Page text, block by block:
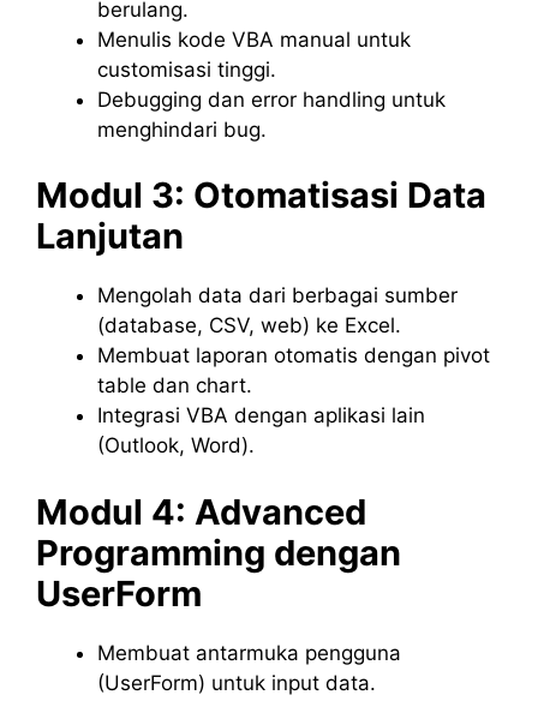
berulang.
Menulis kode VBA manual untuk
customisasi tinggi.
Debugging dan error handling untuk
menghindari bug.
Modul 3: Otomatisasi Data
Lanjutan
Mengolah data dari berbagai sumber
(database, CSV, web) ke Excel.
Membuat laporan otomatis dengan pivot
table dan chart.
Integrasi VBA dengan aplikasi lain
(Outlook, Word).
Modul 4: Advanced
Programming dengan
UserForm
Membuat antarmuka pengguna
(UserForm) untuk input data.